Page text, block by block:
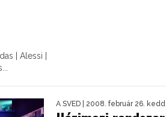
| Alessi |
A SVED | 2008. február 26. kedd